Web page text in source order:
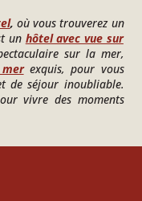
, où vous trouverez un
un hôtel avec vue sur
sur la mer,
exquis, pour vous
de séjour inoubliable.
vivre des moments